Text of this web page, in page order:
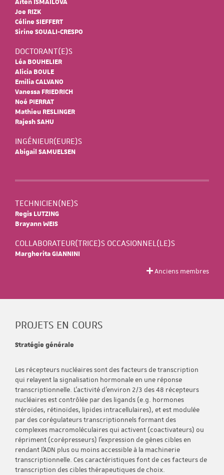
Aiten ISMAILOVA
Joe RIZK
Céline SIEFFERT
Sirine SOUALI-CRESPO
DOCTORANT(E)S
Léa BOUHELIER
Alicia BOULE
Emilia CALVANO
Vanessa FRIEDRICH
Noé PIERRAT
Mathieu RESLINGER
Rajesh SAHU
INGÉNIEUR(EURE)S
Abigail SAMUELSEN
TECHNICIEN(NE)S
Regis LUTZING
Brayann WEIS
COLLABORATEUR(TRICE)S OCCASIONNEL(LE)S
Margherita GIANNINI
Anciens membres
PROJETS EN COURS
Stratégie générale
Les récepteurs nucléaires sont des facteurs de transcription
qui relayent la signalisation hormonale en une réponse
transcriptionnelle. L’activité d’environ 2/3 des 48 récepteurs
nucléaires est contrôlée par des ligands (e.g. hormones
stéroïdes, rétinoïdes, lipides intracellulaires), et est modulée
par des corégulateurs transcriptionnels formant des
complexes macromoléculaires qui activent (coactivateurs) ou
répriment (corépresseurs) l’expression de gènes cibles en
rendant l’ADN plus ou moins accessible à la machinerie
transcriptionnelle. Ces caractéristiques font de ces facteurs de
transcription des cibles thérapeutiques de choix.